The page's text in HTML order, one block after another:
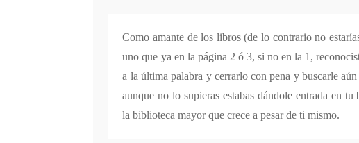
Como amante de los libros (de lo contrario no
uno que ya en la página 2 ó 3, si no en la 1,
a la última palabra y cerrarlo con pena y buscarle
aunque no lo supieras estabas dándole entrada en
la biblioteca mayor que crece a pesar de ti mismo.